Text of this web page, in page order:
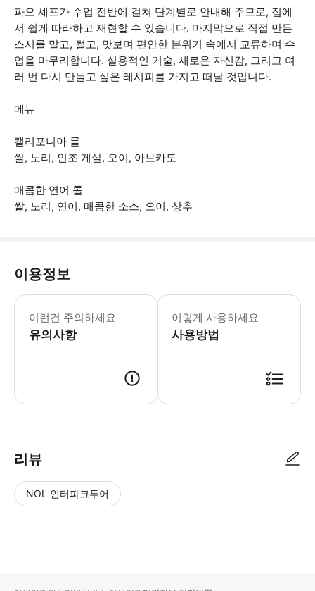
파오 셰프가 수업 전반에 걸쳐 단계별로 안내해 주므로, 집에
서 쉽게 따라하고 재현할 수 있습니다. 마지막으로 직접 만든
스시를 말고, 썰고, 맛보며 편안한 분위기 속에서 교류하며 수
업을 마무리합니다. 실용적인 기술, 새로운 자신감, 그리고 여
러 번 다시 만들고 싶은 레시피를 가지고 떠날 것입니다.
메뉴
캘리포니아 롤
쌀, 노리, 인조 게살, 오이, 아보카도
매콤한 연어 롤
쌀, 노리, 연어, 매콤한 소스, 오이, 상추
이용정보
이런건 주의하세요
유의사항
* 소요시간 : 120분 (옵션에 따라 소요
이렇게 사용하세요
사용방법
리뷰
NOL 인터파크투어